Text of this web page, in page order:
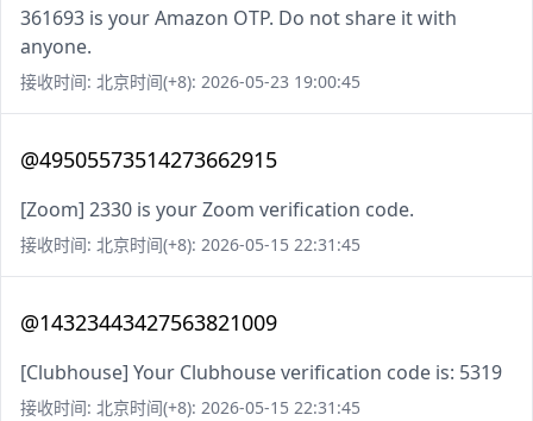
361693 is your Amazon OTP. Do not share it with
anyone.
接收时间: 北京时间(+8): 2026-05-23 19:00:45
@49505573514273662915
[Zoom] 2330 is your Zoom verification code.
接收时间: 北京时间(+8): 2026-05-15 22:31:45
@14323443427563821009
[Clubhouse] Your Clubhouse verification code is: 5319
接收时间: 北京时间(+8): 2026-05-15 22:31:45